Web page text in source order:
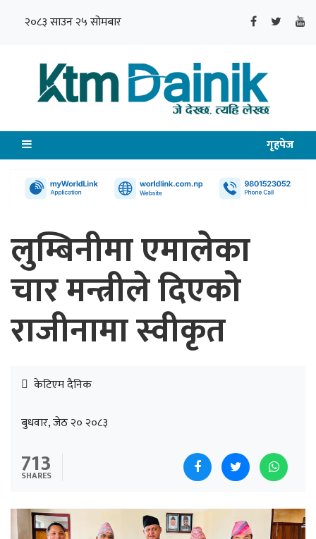
२०८३ साउन २५ सोमबार
गृहपेज
लुम्बिनीमा एमालेका
चार मन्त्रीले दिएको
राजीनामा स्वीकृत
केटिएम दैनिक
बुधवार, जेठ २० २०८३
713
SHARES